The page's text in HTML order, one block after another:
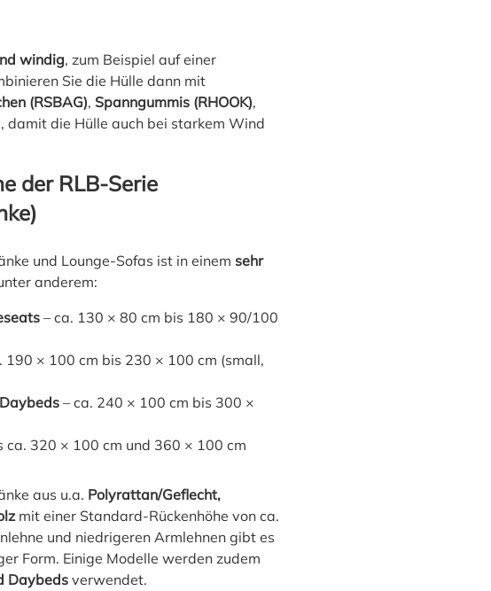
windig, zum Beispiel auf einer
Sie die Hülle dann mit
(RSBAG), Spann­gummis (RHOOK),
, damit die Hülle auch bei starkem Wind
der RLB-Serie
und Lounge-Sofas ist in einem sehr
anderem:
– ca. 130 × 80 cm bis 180 × 90/100
190 × 100 cm bis 230 × 100 cm (small,
– ca. 240 × 100 cm bis 300 ×
ca. 320 × 100 cm und 360 × 100 cm
aus u.a. Polyrattan/Geflecht,
mit einer Standard-Rückenhöhe von ca.
und niedrigeren Armlehnen gibt es
Form. Einige Modelle werden zudem
Daybeds verwendet.